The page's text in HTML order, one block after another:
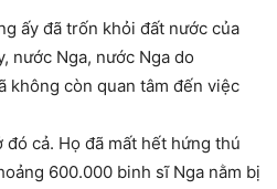
ấy đã trốn khỏi đất nước của
nước Nga, nước Nga do
không còn quan tâm đến việc
đó cả. Họ đã mất hết hứng thú
600.000 binh sĩ Nga nằm bị